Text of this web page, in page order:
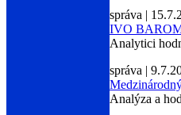
správa |
IVO
Analytici
správa |
Analýza a